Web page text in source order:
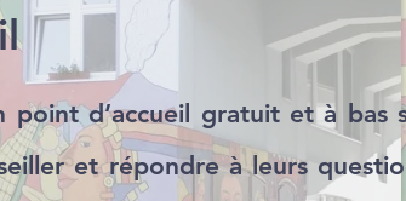
d’accueil gratuit et à bas
et répondre à leurs